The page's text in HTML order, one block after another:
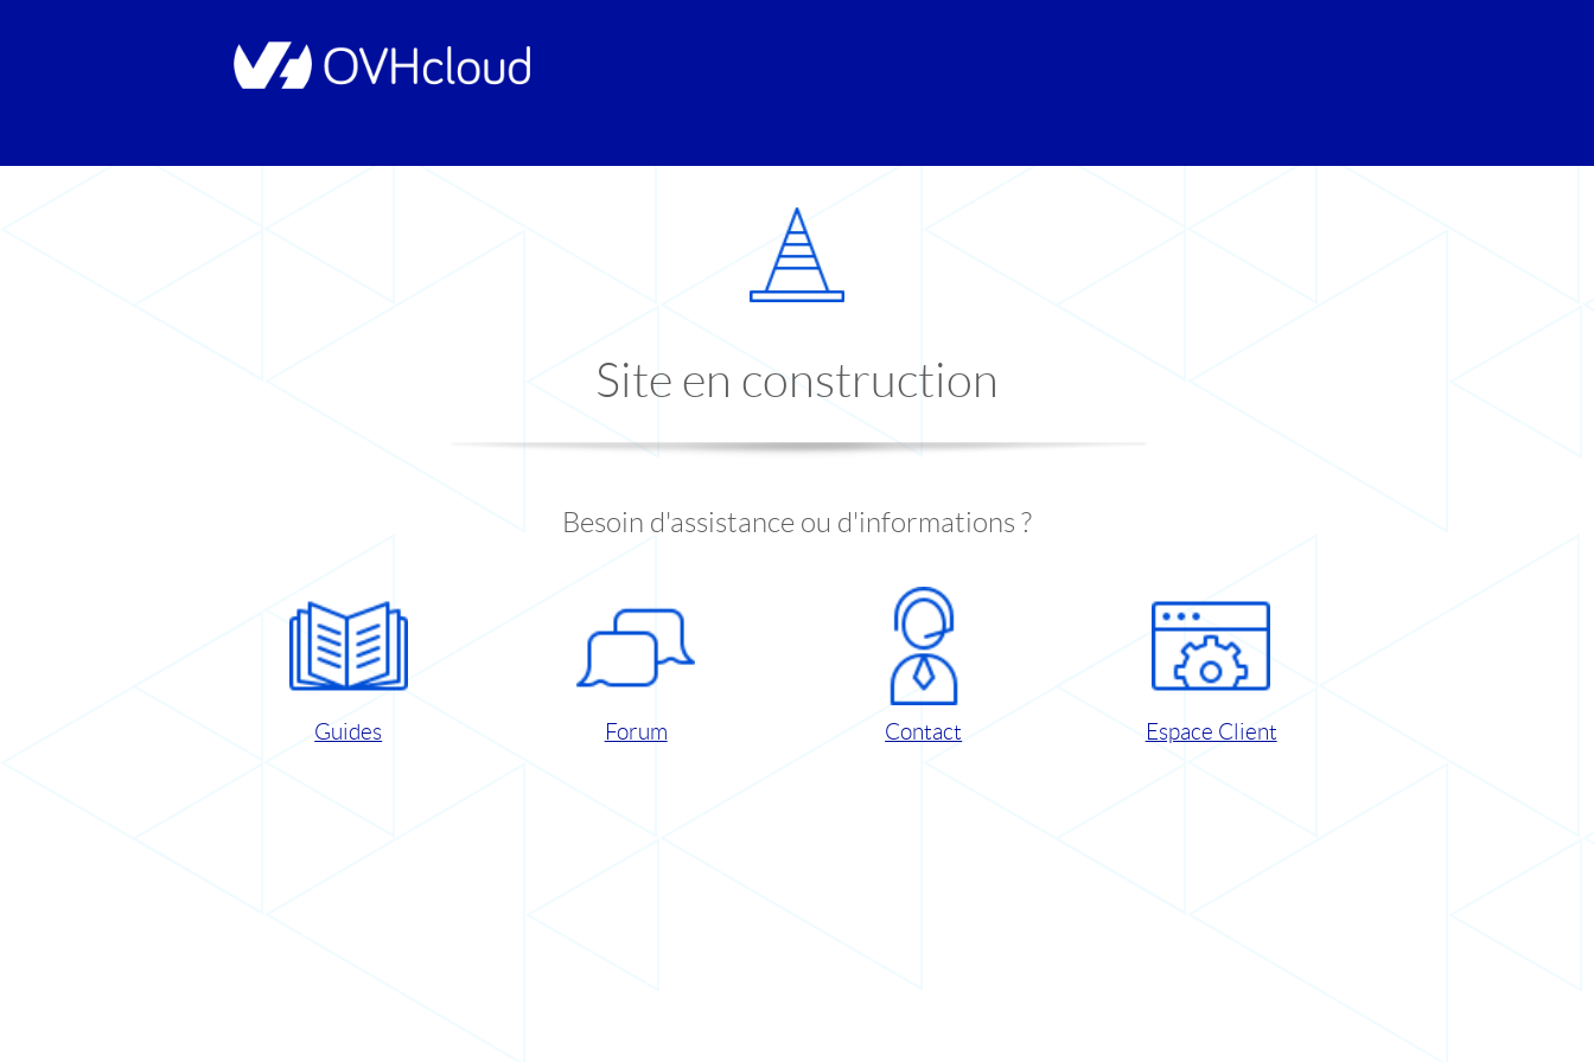
Site en construction
Besoin d'assistance ou d'informations ?
Guides Forum Contact Espace Client